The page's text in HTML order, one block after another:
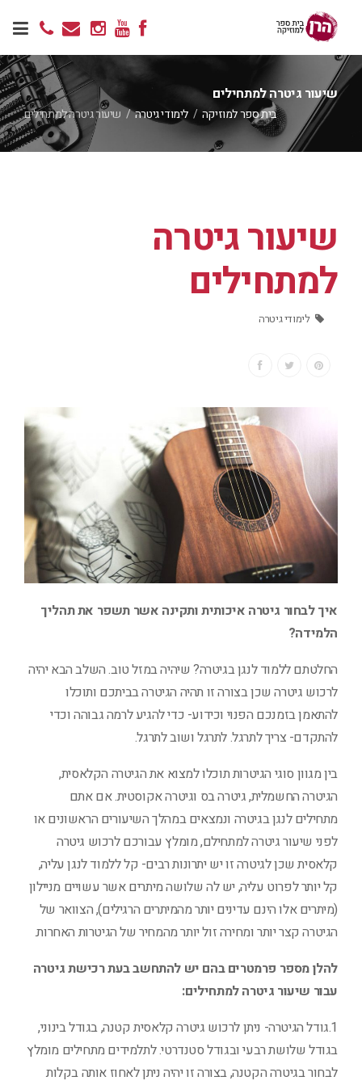
שיעור גיטרה למתחילים
בית ספר למוזיקה / לימודי גיטרה/ שיעור גיטרה למתחילים
שיעור גיטרה
למתחילים
לימודי גיטרה
איך לבחור גיטרה איכותית ותקינה אשר תשפר את תהליך
הלמידה?
החלטתם ללמוד לנגן בגיטרה? שיהיה במזל טוב. השלב הבא יהיה
לרכוש גיטרה שכן בצורה זו תהיה הגיטרה בביתכם ותוכלו
להתאמן בזמנכם הפנוי וכידוע- כדי להגיע לרמה גבוהה וכדי
להתקדם- צריך לתרגל. לתרגל ושוב לתרגל.
בין מגוון סוגי הגיטרות תוכלו למצוא את הגיטרה הקלאסית,
הגיטרה החשמלית, גיטרה בס וגיטרה אקוסטית. אם אתם
מתחילים לנגן בגיטרה ונמצאים במהלך השיעורים הראשונים או
לפני שיעור גיטרה למתחילם, מומלץ עבורכם לרכוש גיטרה
קלאסית שכן לגיטרה זו יש יתרונות רבים- קל ללמוד לנגן עליה,
קל יותר לפרוט עליה, יש לה שלושה מיתרים אשר עשויים מניילון
(מיתרים אלו הינם עדינים יותר מהמיתרים הרגילים), הצוואר של
הגיטרה קצר יותר ומחירה זול יותר מהמחיר של הגיטרות האחרות.
להלן מספר פרמטרים בהם יש להתחשב בעת רכישת גיטרה
עבור שיעור גיטרה למתחילים:
1.גודל הגיטרה- ניתן לרכוש גיטרה קלאסית קטנה, בגודל בינוני,
בגודל שלושת רבעי ובגודל סטנדרטי. לתלמידים מתחילים מומלץ
לבחור בגיטרה הקטנה, בצורה זו יהיה ניתן לאחוז אותה בקלות